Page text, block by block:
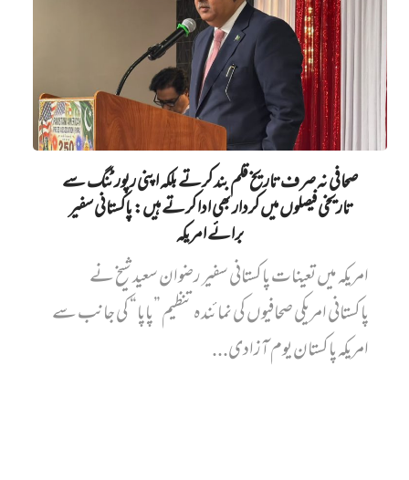
صحافی نہ صرف تاریخ قلم بند کرتے بلکہ اپنی رپورٹنگ سے
تاریخی فیصلوں میں کردار بھی ادا کرتے ہیں: پاکستانی سفیر
برائے امریکہ
امریکہ میں تعینات پاکستانی سفیر رضوان سعید شیخ نے
پاکستانی امریکی صحافیوں کی نمائندہ تنظیم ”پاپا“ کی جانب سے
امریکہ پاکستان یوم آزادی...